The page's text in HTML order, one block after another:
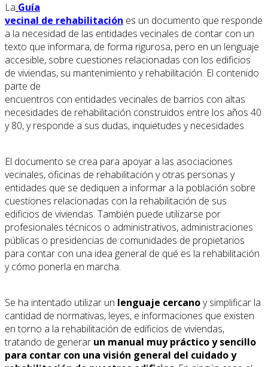
La Guía
vecinal de rehabilitación es un documento que responde
a la necesidad de las entidades vecinales de contar con un
texto que informara, de forma rigurosa, pero en un lenguaje
accesible, sobre cuestiones relacionadas con los edificios
de viviendas, su mantenimiento y rehabilitación. El contenido
parte de
encuentros con entidades vecinales de barrios con altas
necesidades de rehabilitación construidos entre los años 40
y 80, y responde a sus dudas, inquietudes y necesidades.
El documento se crea para apoyar a las asociaciones
vecinales, oficinas de rehabilitación y otras personas y
entidades que se dediquen a informar a la población sobre
cuestiones relacionadas con la rehabilitación de sus
edificios de viviendas. También puede utilizarse por
profesionales técnicos o administrativos, administraciones
públicas o presidencias de comunidades de propietarios
para contar con una idea general de qué es la rehabilitación
y cómo ponerla en marcha.
Se ha intentado utilizar un lenguaje cercanoy simplificar la
cantidad de normativas, leyes, e informaciones que existen
en torno a la rehabilitación de edificios de viviendas,
tratando de generar un manual muy práctico y sencillo
para contar con una visión general del cuidado y